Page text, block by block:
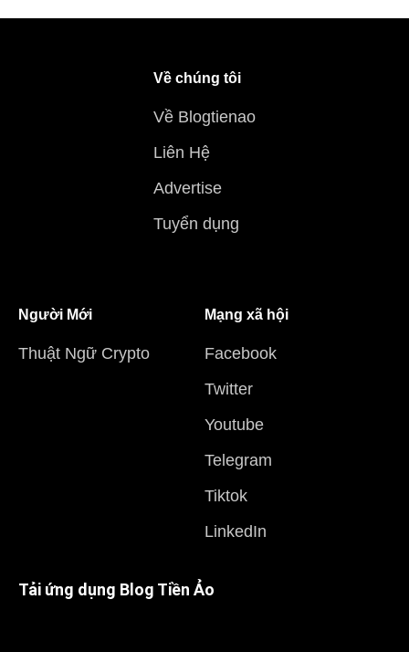
Về chúng tôi
Về Blogtienao
Liên Hệ
Advertise
Tuyển dụng
Người Mới
Thuật Ngữ Crypto
Mạng xã hội
Facebook
Twitter
Youtube
Telegram
Tiktok
LinkedIn
Tải ứng dụng Blog Tiền Ảo